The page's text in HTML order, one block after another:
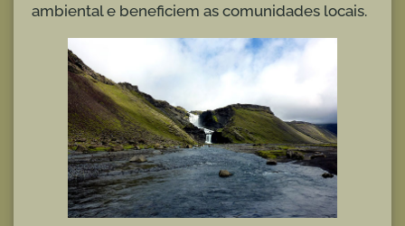
ambiental e beneficiem as comunidades locais.